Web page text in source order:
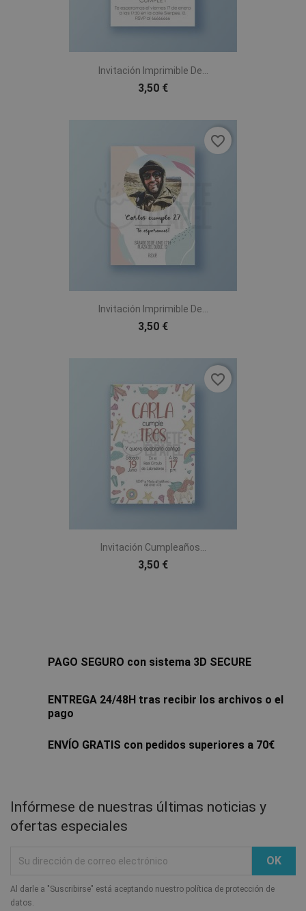
Invitación Imprimible De...
3,50 €
Invitación Imprimible De...
3,50 €
favorite_border
Invitación Cumpleaños...
3,50 €
favorite_border
PAGO SEGURO con sistema 3D SECURE
ENTREGA 24/48H tras recibir los archivos o el
pago
ENVÍO GRATIS con pedidos superiores a 70€
Infórmese de nuestras últimas noticias y
ofertas especiales
Al darle a "Suscribirse" está aceptando nuestro política de protección de
datos.